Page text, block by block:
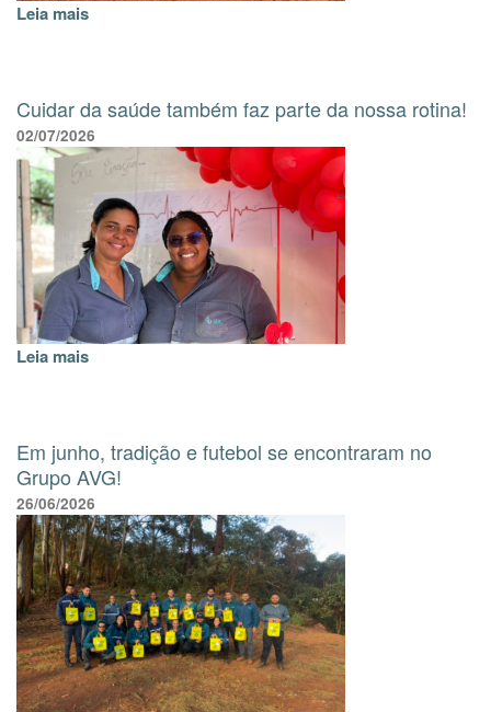
Leia mais
Cuidar da saúde também faz parte da nossa rotina!
02/07/2026
Leia mais
Em junho, tradição e futebol se encontraram no
Grupo AVG!
26/06/2026